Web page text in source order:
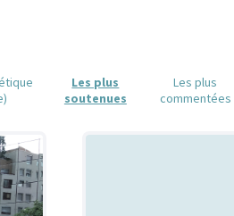
Les plus
soutenues
Les plus
commentées